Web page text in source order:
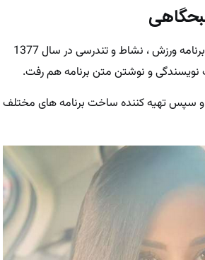
اولین اجرایش در رادیو با برنامه ورزش ، نشاط و تندرسی در سال 1377
و نوشتن متن برنامه هم رفت.
تهیه کننده ساخت برنامه های مختلف